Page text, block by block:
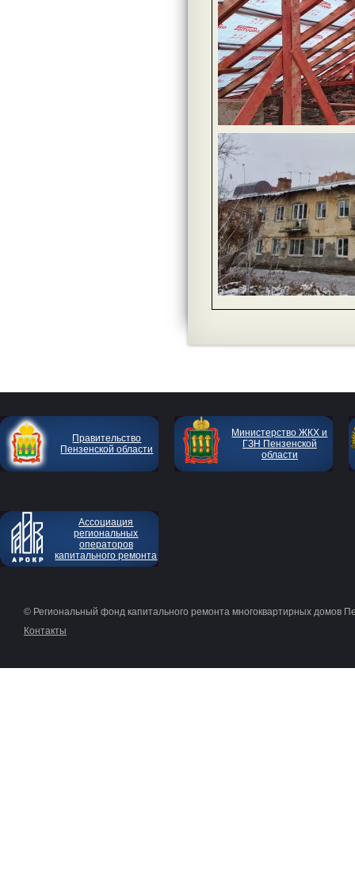
Правительство
Пензенской области
Министерство ЖКХ и
ГЗН Пензенской
области
Ассоциация
региональных
операторов
капитального ремонта
© Региональный фонд капитального ремонта многоквартирных домов
Контакты